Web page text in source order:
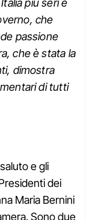
più seri e
che
passione
che è stata la
dimostra
di tutti
e gli
dei
Maria Bernini
Sono due